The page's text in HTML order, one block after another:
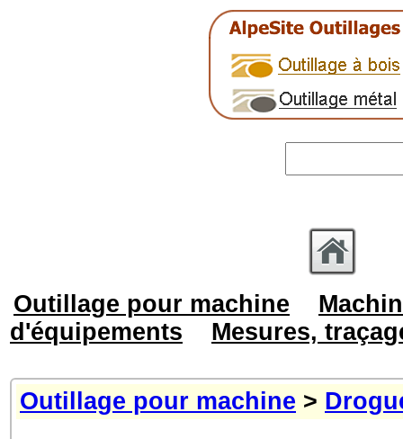
Outillage pour machine
d'équipements
Mesures,
Outillage pour machine >